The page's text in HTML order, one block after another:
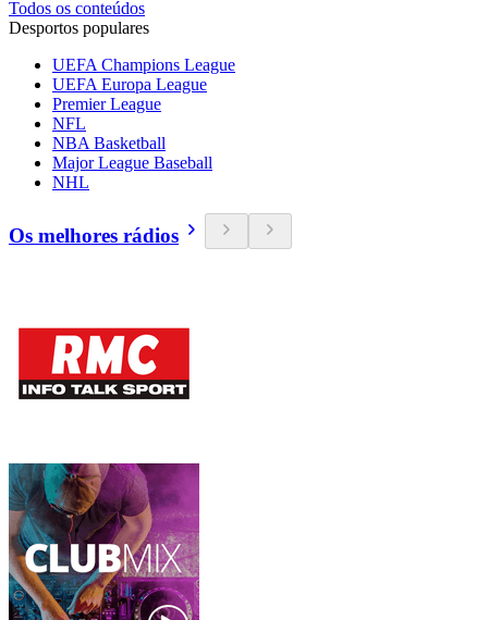
Todos os conteúdos
Desportos populares
UEFA Champions League
UEFA Europa League
Premier League
NFL
NBA Basketball
Major League Baseball
NHL
Os melhores rádios